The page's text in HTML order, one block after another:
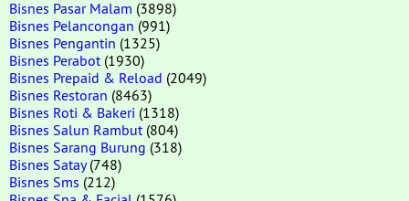
Bisnes Pasar Malam (3898)
Bisnes Pelancongan (991)
Bisnes Pengantin (1325)
Bisnes Perabot (1930)
Bisnes Prepaid & Reload (2049)
Bisnes Restoran (8463)
Bisnes Roti & Bakeri (1318)
Bisnes Salun Rambut (804)
Bisnes Sarang Burung (318)
Bisnes Satay(748)
Bisnes Sms (212)